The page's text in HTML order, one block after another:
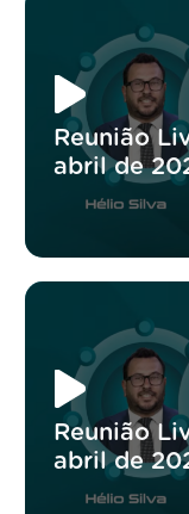
Reunião
abril de
Reunião
abril de